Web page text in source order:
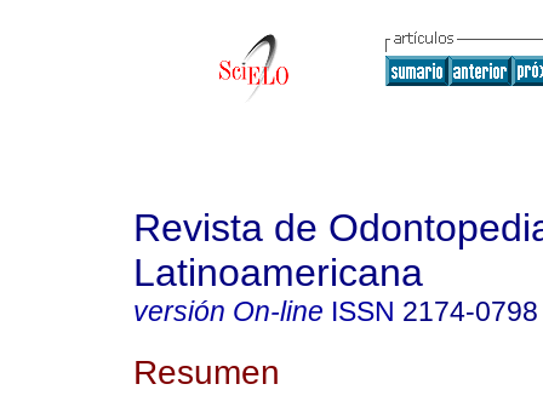
Revista de
Latinoamericana
versión On-line ISSN 2174-0798
Resumen